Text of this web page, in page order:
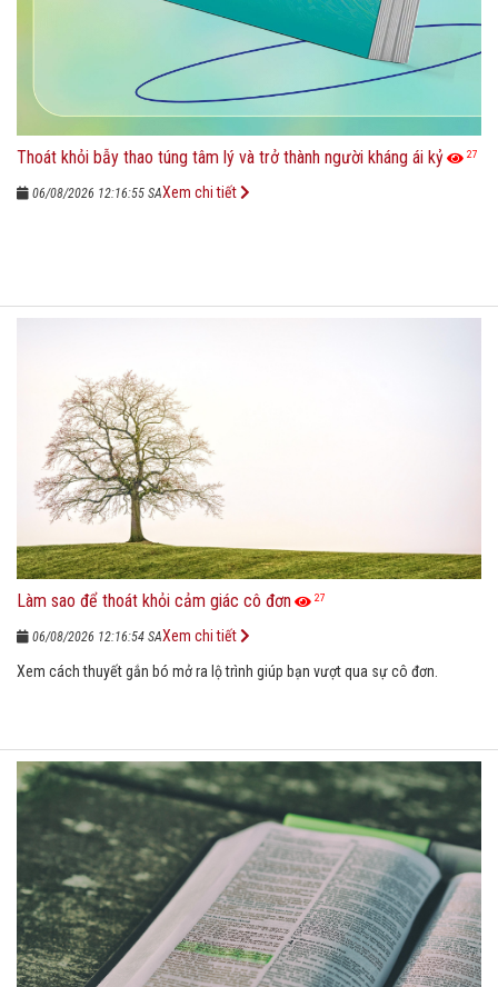
Thoát khỏi bẫy thao túng tâm lý và trở thành người kháng ái kỷ 27
06/08/2026 12:16:55 SAXem chi tiết
Làm sao để thoát khỏi cảm giác cô đơn 27
06/08/2026 12:16:54 SA
Xem cách thuyết gắn bó mở ra lộ trình giúp bạn vượt qua sự cô đơn.
Xem chi tiết